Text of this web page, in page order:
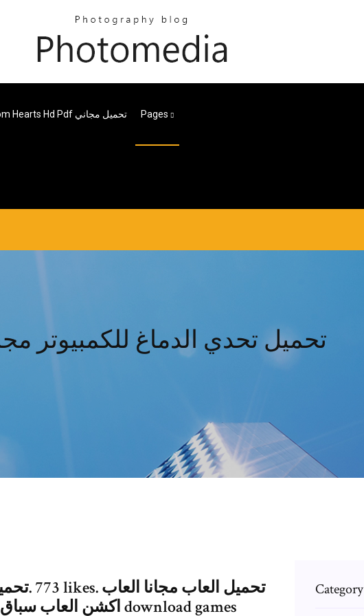
Kingdom Hearts Hd Pdf تحميل مجاني Pages
تحميل تحدي الدماغ للكمبيوتر
اكشن العاب سباق سيارات العاب اطفال والعاب بنات download games‎
Category